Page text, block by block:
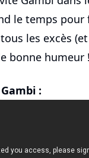
le temps pour
les excès
bonne humeur !
: